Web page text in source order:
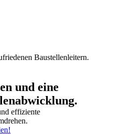
Baustellenleitern.
und eine
effiziente